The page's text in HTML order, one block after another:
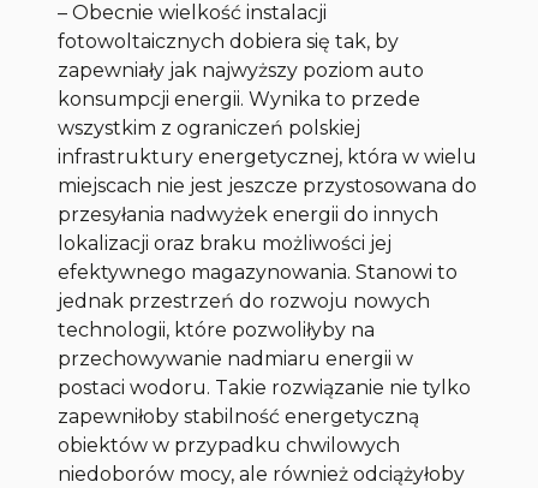
–Obecnie wielkość instalacji
fotowoltaicznych dobiera się tak, by
zapewniały jak najwyższy poziom auto
konsumpcji energii. Wynika to przede
wszystkim z ograniczeń polskiej
infrastruktury energetycznej, która w wielu
miejscach nie jest jeszcze przystosowana do
przesyłania nadwyżek energii do innych
lokalizacji oraz braku możliwości jej
efektywnego magazynowania. Stanowi to
jednak przestrzeń do rozwoju nowych
technologii, które pozwoliłyby na
przechowywanie nadmiaru energii w
postaci wodoru. Takie rozwiązanie nie tylko
zapewniłoby stabilność energetyczną
obiektów w przypadku chwilowych
niedoborów mocy, ale również odciążyłoby